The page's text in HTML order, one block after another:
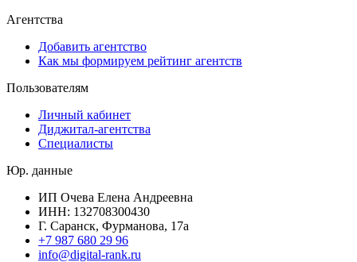
Агентства
Добавить агентство
Как мы формируем рейтинг агентств
Пользователям
Личный кабинет
Диджитал-агентства
Специалисты
Юр. данные
ИП Очева Елена Андреевна
ИНН: 132708300430
Г. Саранск, Фурманова, 17а
+7 987 680 29 96
info@digital-rank.ru